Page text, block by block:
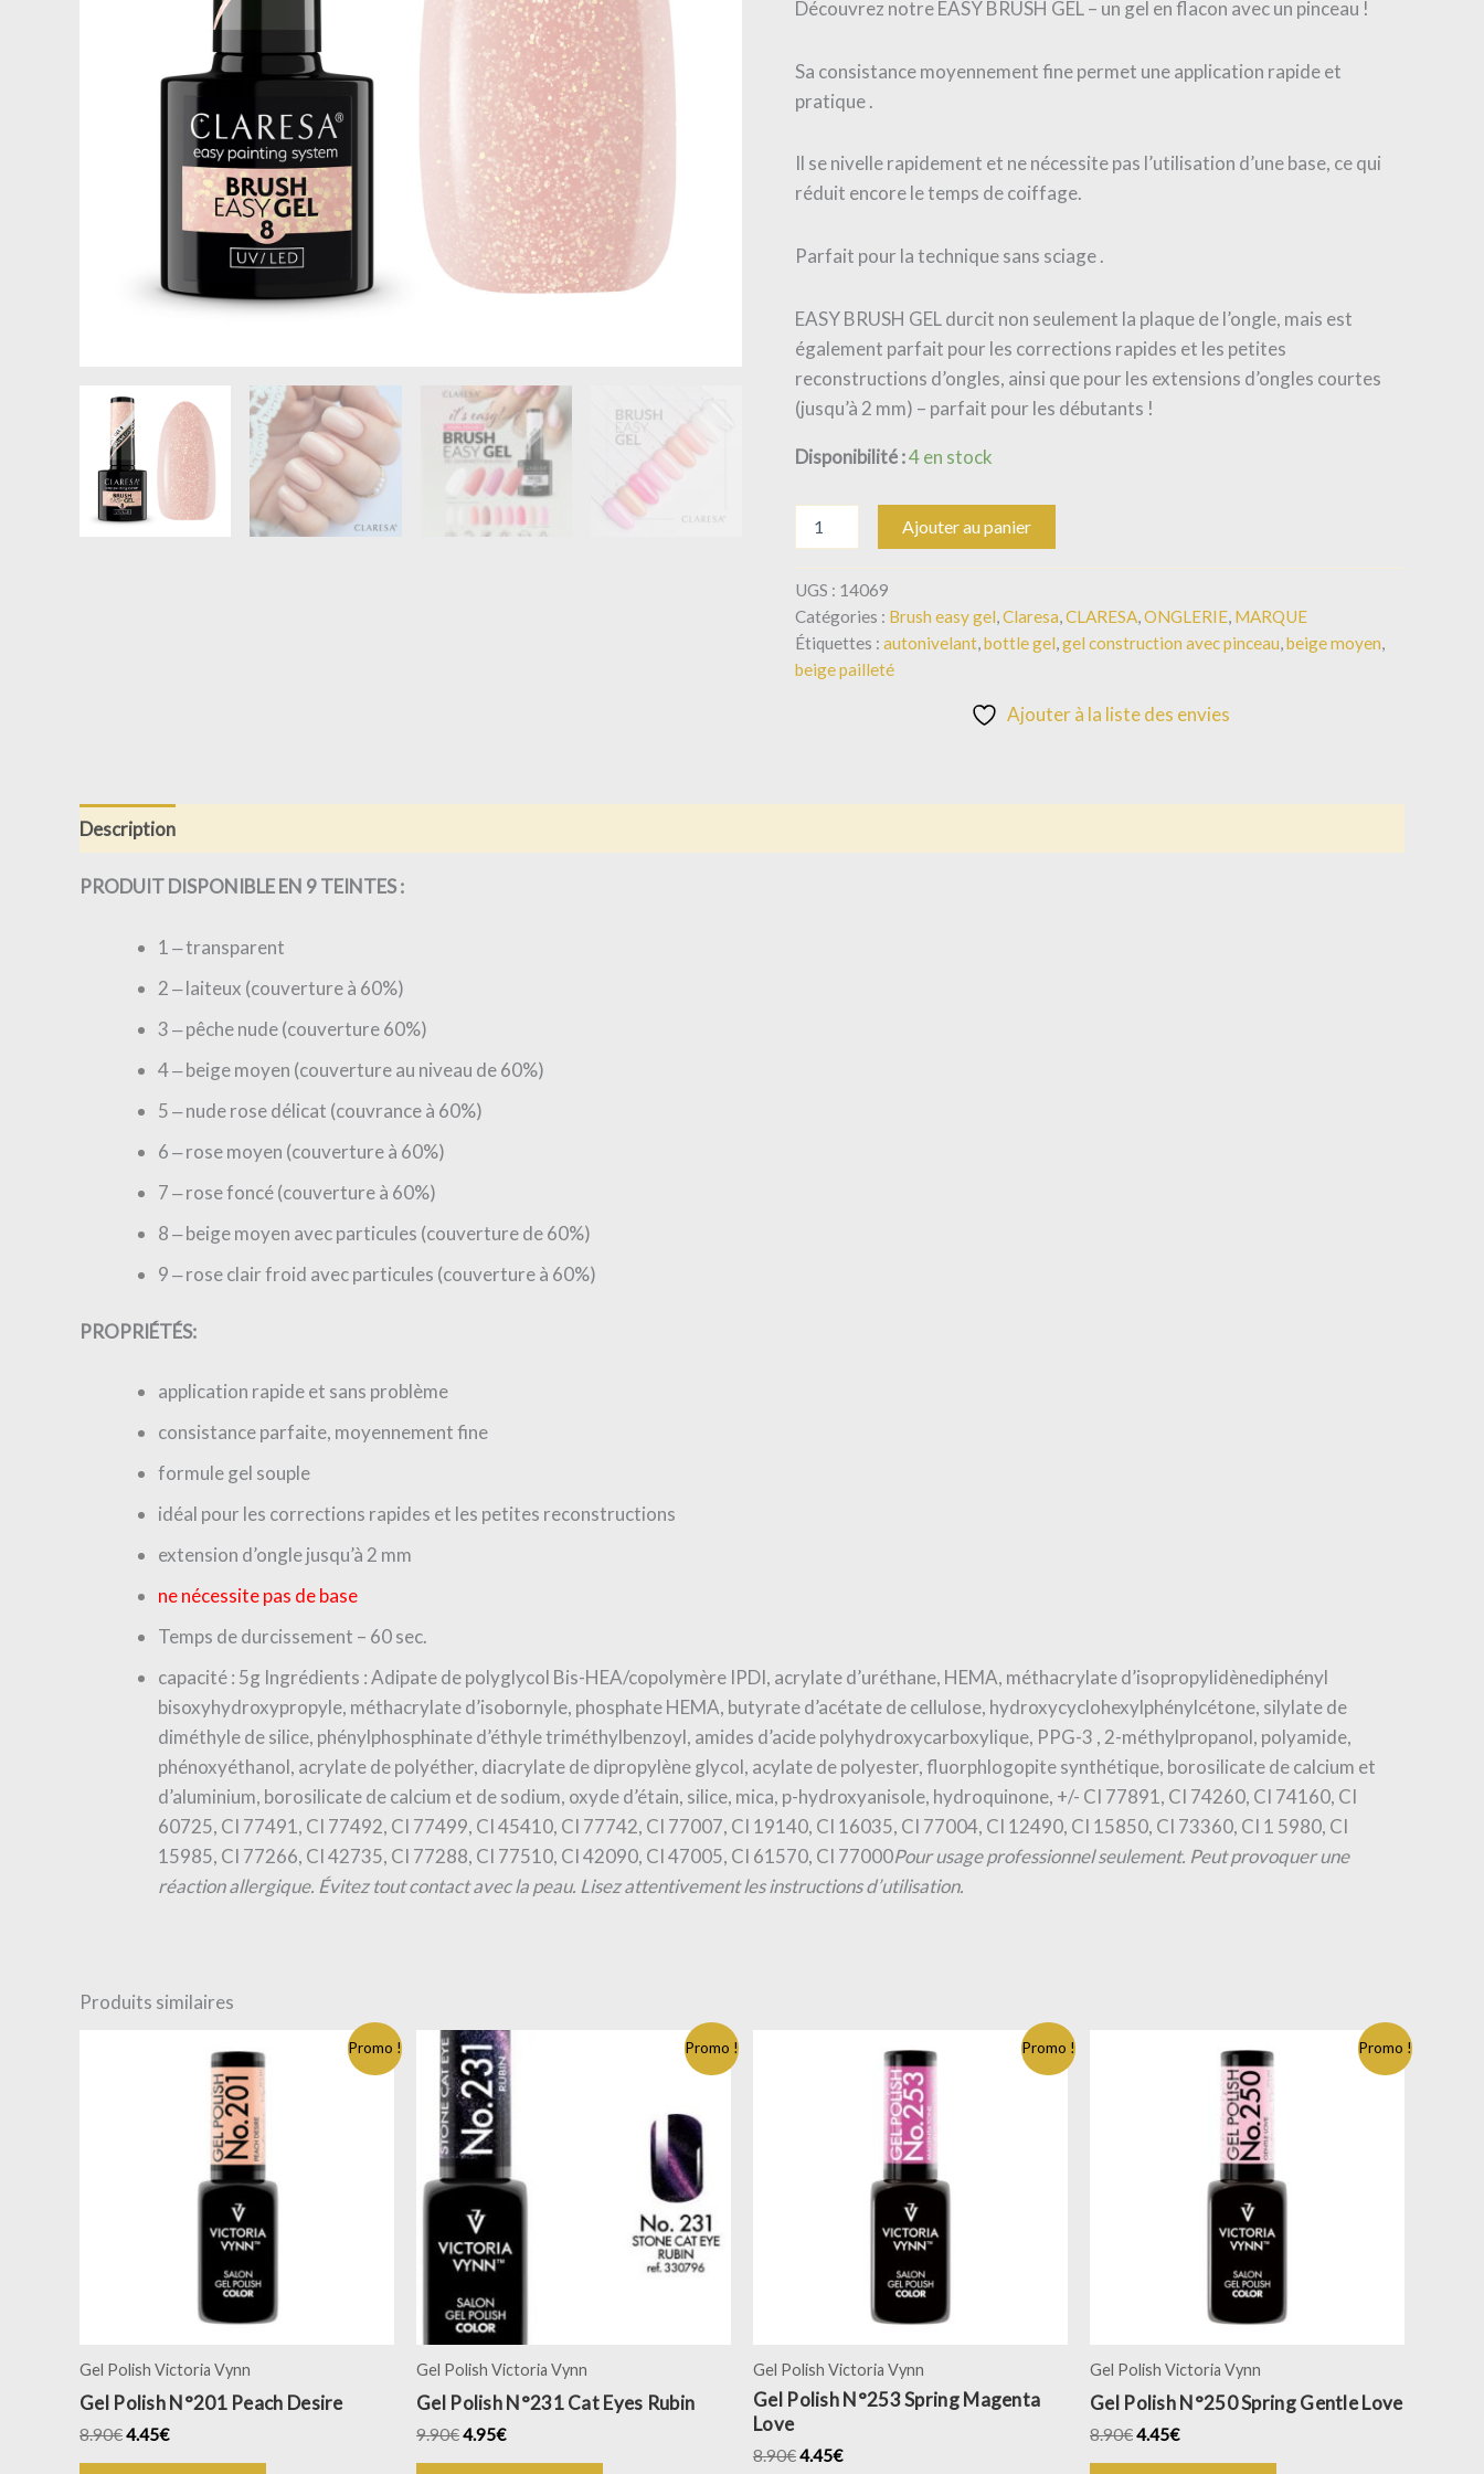
Découvrez notre EASY BRUSH GEL – un gel en flacon avec un pinceau !
Sa consistance moyennement fine permet une application rapide et
pratique .
Il se nivelle rapidement et ne nécessite pas l’utilisation d’une base, ce qui
réduit encore le temps de coiffage.
Parfait pour la technique sans sciage .
EASY BRUSH GEL durcit non seulement la plaque de l’ongle, mais est
également parfait pour les corrections rapides et les petites
reconstructions d’ongles, ainsi que pour les extensions d’ongles courtes
(jusqu’à 2 mm) – parfait pour les débutants !
Disponibilité :4 en stock
Ajouter au panier
UGS : 14069
Catégories : Brush easy gel,Claresa,CLARESA,ONGLERIE, MARQUE
Étiquettes : autonivelant,bottle gel,gel construction avec pinceau,beige moyen,
beige pailleté
Ajouter à la liste des envies
Description
PRODUIT DISPONIBLE EN 9 TEINTES :
1 ‒ transparent
2 ‒ laiteux (couverture à 60%)
3 ‒ pêche nude (couverture 60%)
4 ‒ beige moyen (couverture au niveau de 60%)
5 ‒ nude rose délicat (couvrance à 60%)
6 ‒ rose moyen (couverture à 60%)
7 ‒ rose foncé (couverture à 60%)
8 ‒ beige moyen avec particules (couverture de 60%)
9 ‒ rose clair froid avec particules (couverture à 60%)
PROPRIÉTÉS:
application rapide et sans problème
consistance parfaite, moyennement fine
formule gel souple
idéal pour les corrections rapides et les petites reconstructions
extension d’ongle jusqu’à 2 mm
ne nécessite pas de base
Temps de durcissement – 60 sec.
capacité : 5g Ingrédients : Adipate de polyglycol Bis-HEA/copolymère IPDI, acrylate d’uréthane, HEMA, méthacrylate d’isopropylidènediphényl
bisoxyhydroxypropyle, méthacrylate d’isobornyle, phosphate HEMA, butyrate d’acétate de cellulose, hydroxycyclohexylphénylcétone, silylate de
diméthyle de silice, phénylphosphinate d’éthyle triméthylbenzoyl, amides d’acide polyhydroxycarboxylique, PPG-3 , 2-méthylpropanol, polyamide,
phénoxyéthanol, acrylate de polyéther, diacrylate de dipropylène glycol, acylate de polyester, fluorphlogopite synthétique, borosilicate de calcium et
d’aluminium, borosilicate de calcium et de sodium, oxyde d’étain, silice, mica, p-hydroxyanisole, hydroquinone, +/- CI 77891, CI 74260, CI 74160, CI
60725, CI 77491, CI 77492, CI 77499, CI 45410, CI 77742, CI 77007, CI 19140, CI 16035, CI 77004, CI 12490, CI 15850, CI 73360, CI 1 5980, CI
15985, CI 77266, CI 42735, CI 77288, CI 77510, CI 42090, CI 47005, CI 61570, CI 77000Pour usage professionnel seulement. Peut provoquer une
réaction allergique. Évitez tout contact avec la peau. Lisez attentivement les instructions d’utilisation.
Produits similaires
Promo !
Gel Polish Victoria Vynn
Gel Polish N°201 Peach Desire
8.90€4.45€
Promo !
Gel Polish Victoria Vynn
Gel Polish N°231 Cat Eyes Rubin
9.90€4.95€
Promo !
Gel Polish Victoria Vynn
Gel Polish N°253 Spring Magenta
Love
8.90€4.45€
Promo !
Gel Polish Victoria Vynn
Gel Polish N°250 Spring Gentle Love
8.90€4.45€